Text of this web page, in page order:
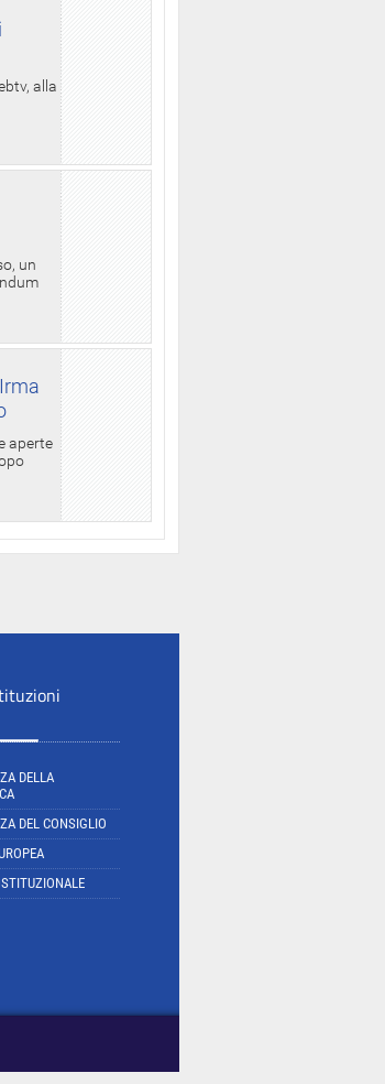
alla
un
aperte
DELLA
DEL CONSIGLIO